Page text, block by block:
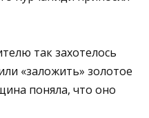
так захотелось
«заложить» золотое
поняла, что оно